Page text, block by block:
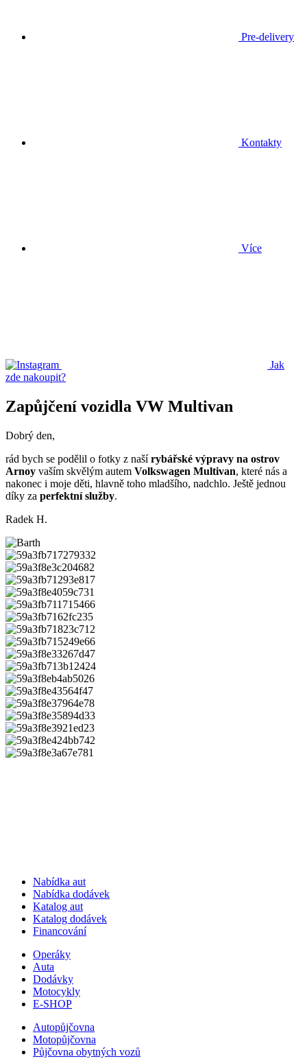
Pre-delivery
Kontakty
Více
Jak
zde nakoupit?
Zapůjčení vozidla VW Multivan
Dobrý den,
rád bych se podělil o fotky z našírybářské výpravy na ostrov
Arnoy vaším skvělým autem Volkswagen Multivan, které nás a
nakonec i moje děti, hlavně toho mladšího, nadchlo. Ještě jednou
díky za perfektní služby.
Radek H.
Nabídka aut
Nabídka dodávek
Katalog aut
Katalog dodávek
Financování
Operáky
Auta
Dodávky
Motocykly
E-SHOP
Autopůjčovna
Motopůjčovna
Půjčovna obytných vozů